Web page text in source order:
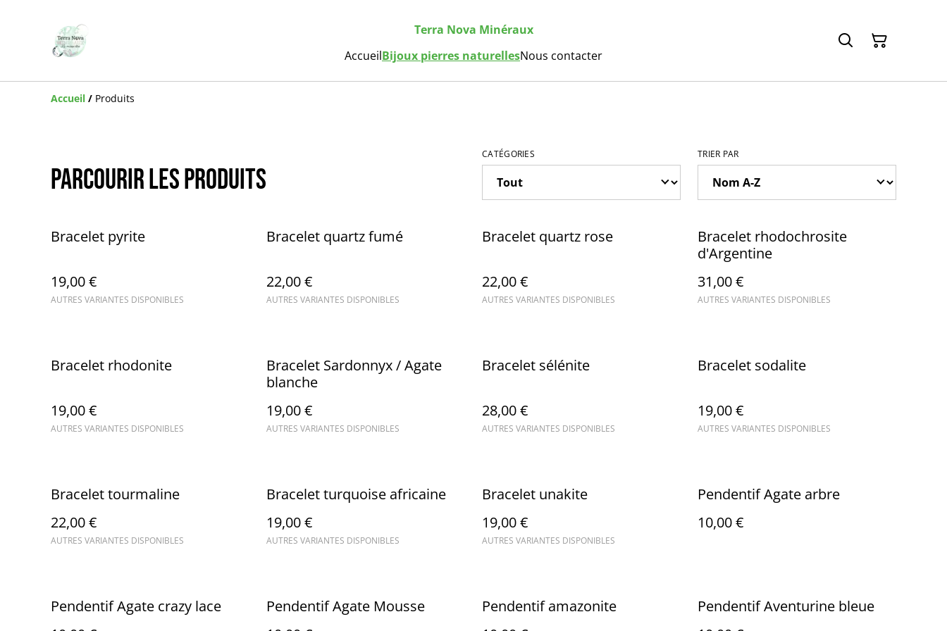
Terra Nova Minéraux
AccueilBijoux pierres naturellesNous contacter
Accueil / Produits
Parcourir les produits
CATÉGORIES TRIER PAR
Bracelet pyrite
19,00 €
AUTRES VARIANTES DISPONIBLES
Bracelet quartz fumé
22,00 €
AUTRES VARIANTES DISPONIBLES
Bracelet quartz rose
22,00 €
AUTRES VARIANTES DISPONIBLES
Bracelet rhodochrosite
d'Argentine
31,00 €
AUTRES VARIANTES DISPONIBLES
Bracelet rhodonite
19,00 €
AUTRES VARIANTES DISPONIBLES
Bracelet Sardonnyx / Agate
blanche
19,00 €
AUTRES VARIANTES DISPONIBLES
Bracelet sélénite
28,00 €
AUTRES VARIANTES DISPONIBLES
Bracelet sodalite
19,00 €
AUTRES VARIANTES DISPONIBLES
Bracelet tourmaline
22,00 €
AUTRES VARIANTES DISPONIBLES
Bracelet turquoise africaine
19,00 €
AUTRES VARIANTES DISPONIBLES
Bracelet unakite
19,00 €
AUTRES VARIANTES DISPONIBLES
Pendentif Agate arbre
10,00 €
Pendentif Agate crazy lace
Pendentif Agate Mousse
Pendentif amazonite
Pendentif Aventurine bleue